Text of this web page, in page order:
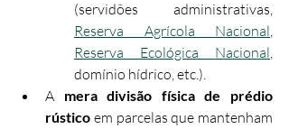
Reserva Agrícola Nacional
Reserva Ecológica Nacional,
domínio hídrico, etc.).
A mera divisão física de prédio
rústico em parcelas que mantenham